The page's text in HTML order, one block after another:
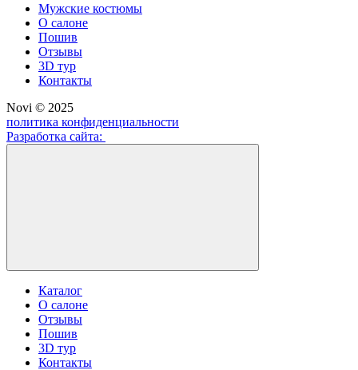
Мужские костюмы
О салоне
Пошив
Отзывы
3D тур
Контакты
Novi © 2025
политика конфиденциальности
Разработка сайта:
Каталог
О салоне
Отзывы
Пошив
3D тур
Контакты